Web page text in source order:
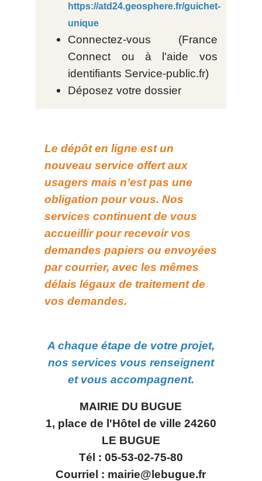
https://atd24.geosphere.fr/guichet-
unique
Connectez-vous (France
Connect ou à l'aide vos
identifiants Service-public.fr)
Déposez votre dossier
Le dépôt en ligne est un
nouveau service offert aux
usagers mais n’est pas une
obligation pour vous. Nos
services continuent de vous
accueillir pour recevoir vos
demandes papiers ou envoyées
par courrier, avec les mêmes
délais légaux de traitement de
vos demandes.
A chaque étape de votre projet,
nos services vous renseignent
et vous accompagnent.
MAIRIE DU BUGUE
1, place de l'Hôtel de ville 24260
LE BUGUE
Tél : 05-53-02-75-80
Courriel : mairie@lebugue.fr